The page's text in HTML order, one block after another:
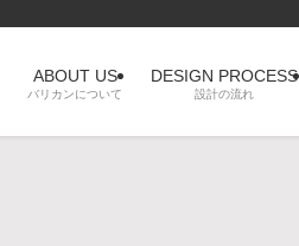
ABOUT US
バリカンについて
DESIGN PROCESS
設計の流れ